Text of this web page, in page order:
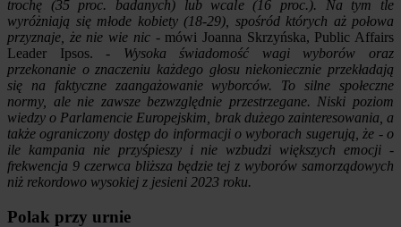
trochę (35 proc. badanych) lub wcale (16 proc.). Na tym tle
wyróżniają się młode kobiety (18-29), spośród których aż połowa
przyznaje, że nie wie nic- mówi Joanna Skrzyńska, Public Affairs
Leader Ipsos. - Wysoka świadomość wagi wyborów oraz
przekonanie o znaczeniu każdego głosu niekoniecznie przekładają
się na faktyczne zaangażowanie wyborców. To silne społeczne
normy, ale nie zawsze bezwzględnie przestrzegane. Niski poziom
wiedzy o Parlamencie Europejskim, brak dużego zainteresowania, a
także ograniczony dostęp do informacji o wyborach sugerują, że - o
ile kampania nie przyśpieszy i nie wzbudzi większych emocji -
frekwencja 9 czerwca bliższa będzie tej z wyborów samorządowych
niż rekordowo wysokiej z jesieni 2023 roku.
Polak przy urnie